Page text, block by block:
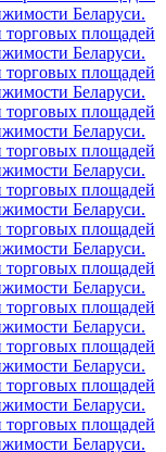
Беларуси.
торговых площадей
Беларуси.
торговых площадей
Беларуси.
торговых площадей
Беларуси.
торговых площадей
Беларуси.
торговых площадей
Беларуси.
торговых площадей
Беларуси.
торговых площадей
Беларуси.
торговых площадей
Беларуси.
торговых площадей
Беларуси.
торговых площадей
Беларуси.
торговых площадей
Беларуси.